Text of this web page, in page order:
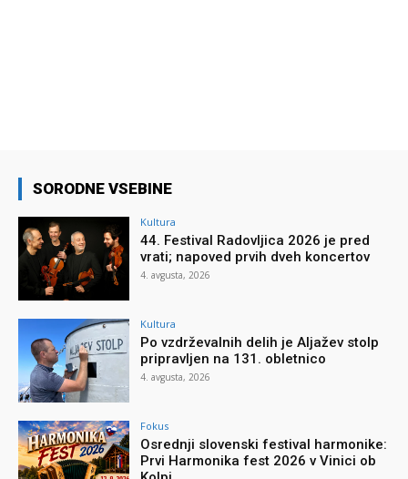
SORODNE VSEBINE
Kultura
44. Festival Radovljica 2026 je pred
vrati; napoved prvih dveh koncertov
4. avgusta, 2026
Kultura
Po vzdrževalnih delih je Aljažev stolp
pripravljen na 131. obletnico
4. avgusta, 2026
Fokus
Osrednji slovenski festival harmonike:
Prvi Harmonika fest 2026 v Vinici ob